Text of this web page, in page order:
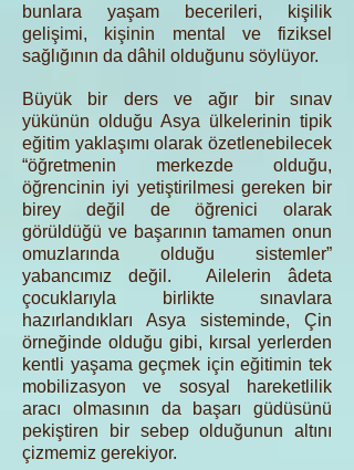
bunlara yaşam becerileri, kişilik
gelişimi, kişinin mental ve fiziksel
sağlığının da dâhil olduğunu söylüyor.
Büyük bir ders ve ağır bir sınav
yükünün olduğu Asya ülkelerinin tipik
eğitim yaklaşımı olarak özetlenebilecek
“öğretmenin merkezde olduğu,
öğrencinin iyi yetiştirilmesi gereken bir
birey değil de öğrenici olarak
görüldüğü ve başarının tamamen onun
omuzlarında olduğu sistemler”
yabancımız değil. Ailelerin âdeta
çocuklarıyla birlikte sınavlara
hazırlandıkları Asya sisteminde, Çin
örneğinde olduğu gibi, kırsal yerlerden
kentli yaşama geçmek için eğitimin tek
mobilizasyon ve sosyal hareketlilik
aracı olmasının da başarı güdüsünü
pekiştiren bir sebep olduğunun altını
çizmemiz gerekiyor.